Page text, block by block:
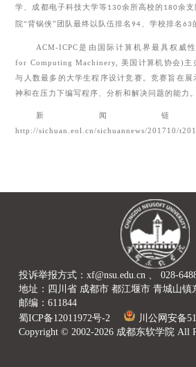
学、成都电子科技大学等130余所高校的 180余
院“背锅侠”团队最终以队伍排名94 、学校排名63
ACM-ICPC是由国际计算机界最具权威
for Computing Machinery,美国计算机协会) 主
与人数最多的大学生程序设计竞赛。竞赛旨在
神和在压力下编写程序、分析和解决问题的能力。
新闻链
http://sichuan.eol.cn/sichuannews/201710/
投诉举报方式：xf@nsu.edu.cn 、 028-
地址：四川省 成都市 都江堰市 青城山镇
邮编：611844
蜀ICP备12011972号-2
川公网安备
Copyright © 2002-2026 成都东软学院 All